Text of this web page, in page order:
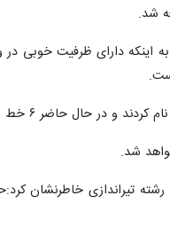
اینکه دارای ظرفیت خوبی
رشته تیراندازی خاطرنشان